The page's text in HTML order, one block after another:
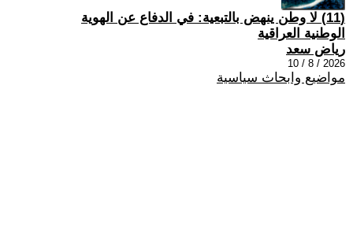
(11) لا وطن ينهض بالتبعية: في الدفاع عن الهوية
الوطنية العراقية
رياض سعد
2026 / 8 / 10
مواضيع وابحاث سياسية